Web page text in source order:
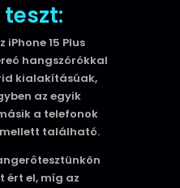
iPhone 15 Plus
hangszórókkal
kialakításúak,
az egyik
a telefonok
mellett található.
ért el, míg az